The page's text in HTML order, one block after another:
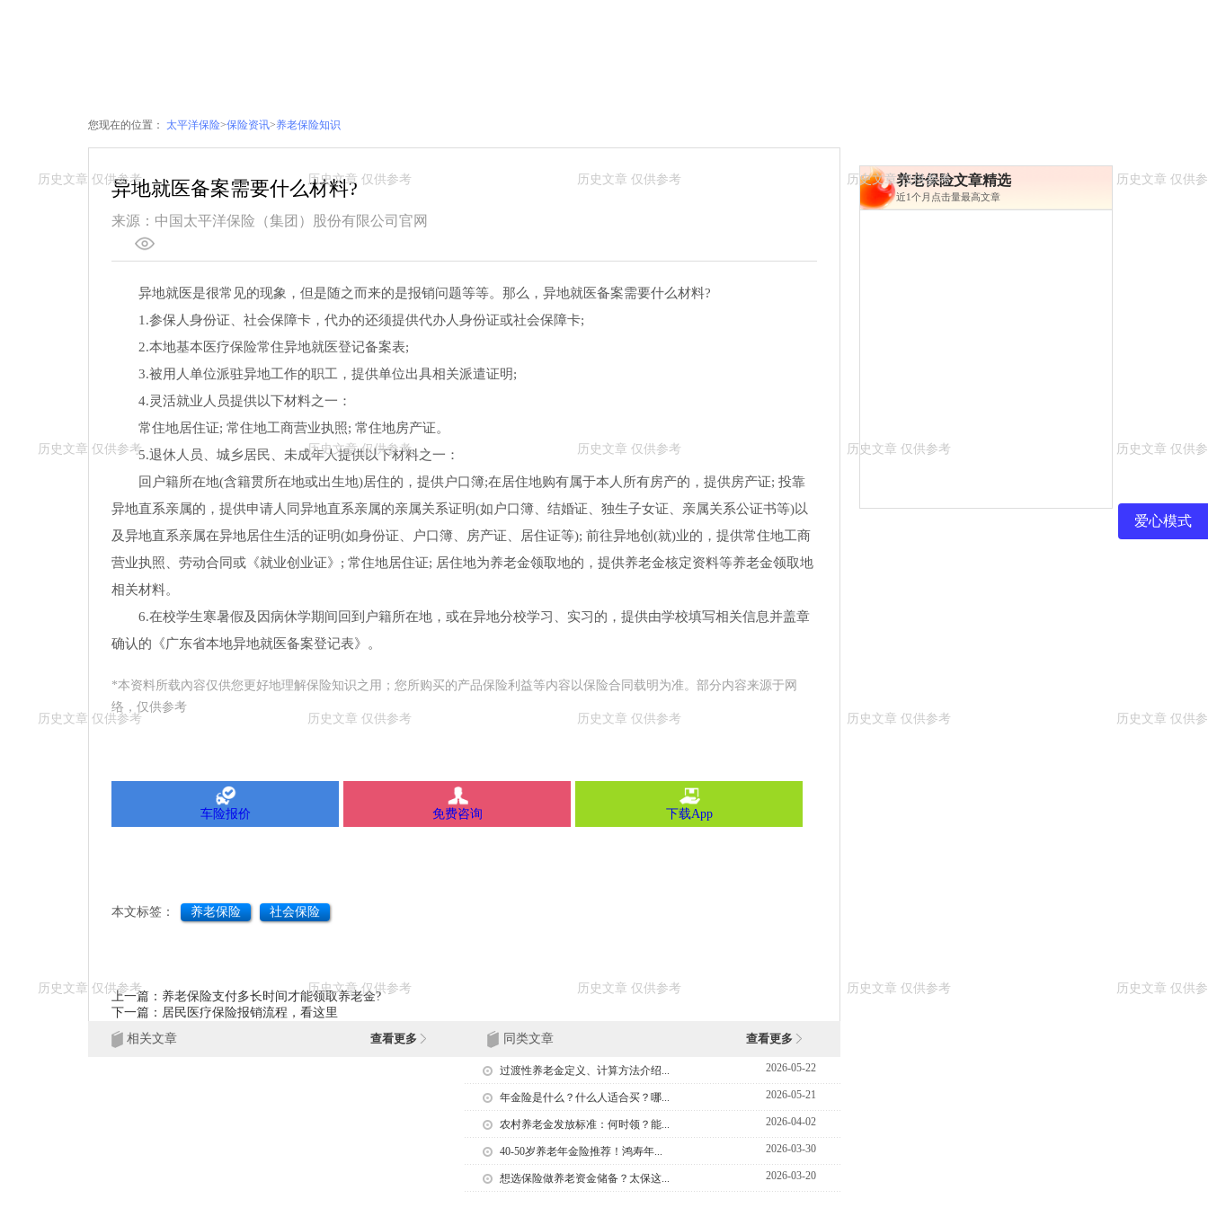
您现在的位置： 太平洋保险>保险资讯>养老保险知识
异地就医备案需要什么材料?
来源：中国太平洋保险（集团）股份有限公司官网
异地就医是很常见的现象，但是随之而来的是报销问题等等。那么，异地就医备案需要什么材料?
1.参保人身份证、社会保障卡，代办的还须提供代办人身份证或社会保障卡;
2.本地基本医疗保险常住异地就医登记备案表;
3.被用人单位派驻异地工作的职工，提供单位出具相关派遣证明;
4.灵活就业人员提供以下材料之一：
常住地居住证; 常住地工商营业执照; 常住地房产证。
5.退休人员、城乡居民、未成年人提供以下材料之一：
回户籍所在地(含籍贯所在地或出生地)居住的，提供户口簿;在居住地购有属于本人所有房产的，提供房产证; 投靠
异地直系亲属的，提供申请人同异地直系亲属的亲属关系证明(如户口簿、结婚证、独生子女证、亲属关系公证书等)以
及异地直系亲属在异地居住生活的证明(如身份证、户口簿、房产证、居住证等); 前往异地创(就)业的，提供常住地工商
营业执照、劳动合同或《就业创业证》; 常住地居住证; 居住地为养老金领取地的，提供养老金核定资料等养老金领取地
相关材料。
6.在校学生寒暑假及因病休学期间回到户籍所在地，或在异地分校学习、实习的，提供由学校填写相关信息并盖章
确认的《广东省本地异地就医备案登记表》。
*本资料所载內容仅供您更好地理解保险知识之用；您所购买的产品保险利益等内容以保险合同载明为准。部分内容来源于网
络，仅供参考
车险报价 免费咨询 下载App
本文标签： 养老保险 社会保险
上一篇：养老保险支付多长时间才能领取养老金?
下一篇：居民医疗保险报销流程，看这里
相关文章
查看更多 同类文章 查看更多
过渡性养老金定义、计算方法介绍... 2026-05-22
年金险是什么？什么人适合买？哪... 2026-05-21
农村养老金发放标准：何时领？能... 2026-04-02
40-50岁养老年金险推荐！鸿寿年... 2026-03-30
想选保险做养老资金储备？太保这... 2026-03-20
养老保险文章精选
近1个月点击量最高文章
爱心模式